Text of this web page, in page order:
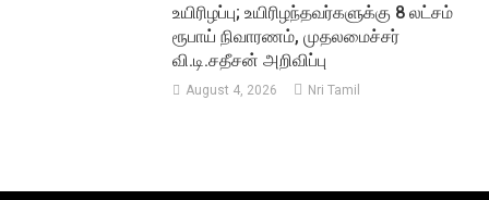
உயிரிழப்பு; உயிரிழந்தவர்களுக்கு 8 லட்சம்
ரூபாய் நிவாரணம், முதலமைச்சர்
வி.டி.சதீசன் அறிவிப்பு
August 4, 2026 Nri Tamil